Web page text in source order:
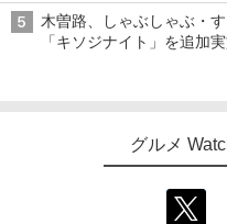
木曽路、しゃぶしゃぶ・
「キソジナイト」を追加
グルメ